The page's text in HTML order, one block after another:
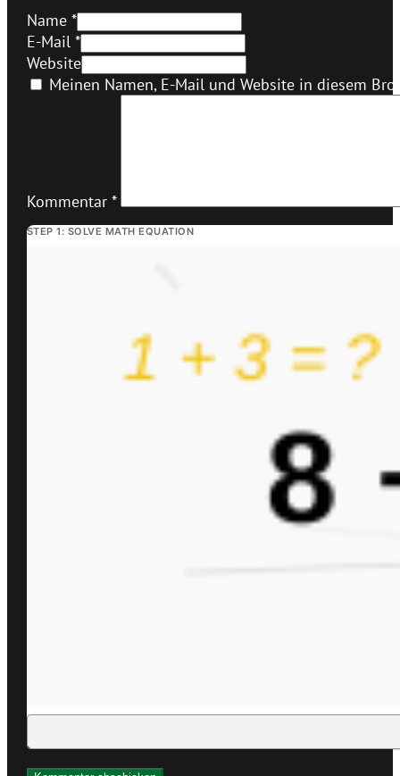
Name *
E-Mail *
Website
Meinen Namen, E-Mail und Website in diesem
Kommentar *
STEP 1: SOLVE MATH EQUATION